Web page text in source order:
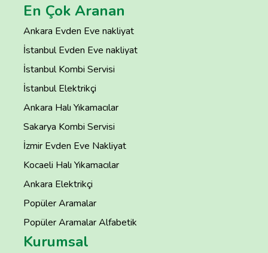
En Çok Aranan
Ankara Evden Eve nakliyat
İstanbul Evden Eve nakliyat
İstanbul Kombi Servisi
İstanbul Elektrikçi
Ankara Halı Yıkamacılar
Sakarya Kombi Servisi
İzmir Evden Eve Nakliyat
Kocaeli Halı Yıkamacılar
Ankara Elektrikçi
Popüler Aramalar
Popüler Aramalar Alfabetik
Kurumsal